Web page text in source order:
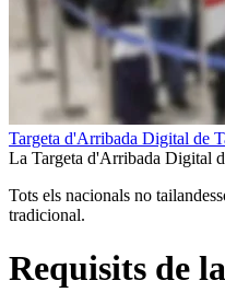
Targeta d'Arribada Digital de
La Targeta d'Arribada Digital
Tots els nacionals no
tradicional.
Requisits de